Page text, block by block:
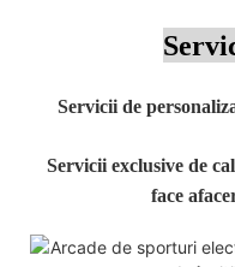
Servicii de
Servicii exclusive de
face